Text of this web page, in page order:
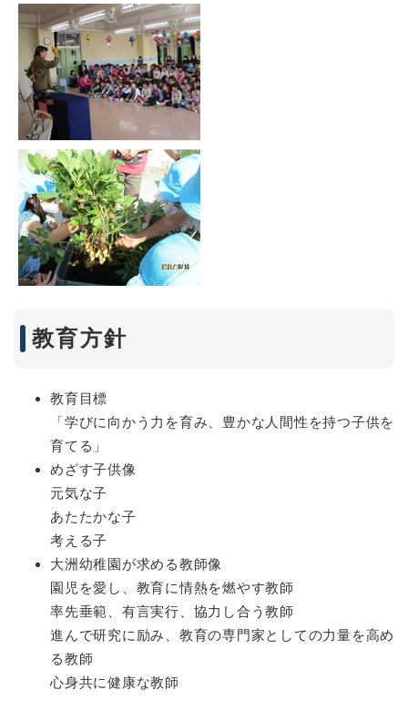
教育方針
教育目標
「学びに向かう力を育み、豊かな人間性を持つ子供を
育てる」
めざす子供像
元気な子
あたたかな子
考える子
大洲幼稚園が求める教師像
園児を愛し、教育に情熱を燃やす教師
率先垂範、有言実行、協力し合う教師
進んで研究に励み、教育の専門家としての力量を高め
る教師
心身共に健康な教師